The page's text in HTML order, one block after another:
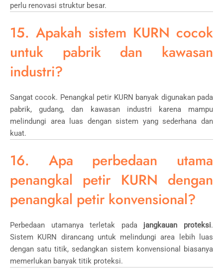
perlu renovasi struktur besar.
15. Apakah sistem KURN cocok
untuk pabrik dan kawasan
industri?
Sangat cocok. Penangkal petir KURN banyak digunakan pada
pabrik, gudang, dan kawasan industri karena mampu
melindungi area luas dengan sistem yang sederhana dan
kuat.
16. Apa perbedaan utama
penangkal petir KURN dengan
penangkal petir konvensional?
Perbedaan utamanya terletak pada jangkauan proteksi.
Sistem KURN dirancang untuk melindungi area lebih luas
dengan satu titik, sedangkan sistem konvensional biasanya
memerlukan banyak titik proteksi.